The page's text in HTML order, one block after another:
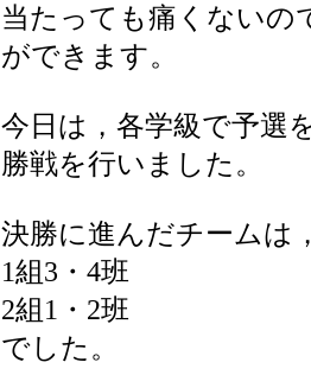
当たっても痛くないの
ができます。
今日は，各学級で予選
勝戦を行いました。
決勝に進んだチームは
1組3・4班
2組1・2班
でした。